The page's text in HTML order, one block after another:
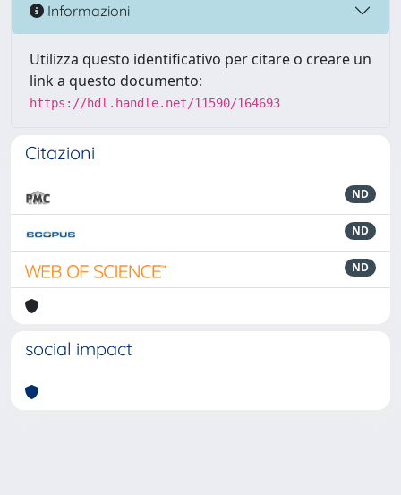
Informazioni
Utilizza questo identificativo per citare o creare un
link a questo documento:
https://hdl.handle.net/11590/164693
Citazioni
ND
ND
ND
social impact